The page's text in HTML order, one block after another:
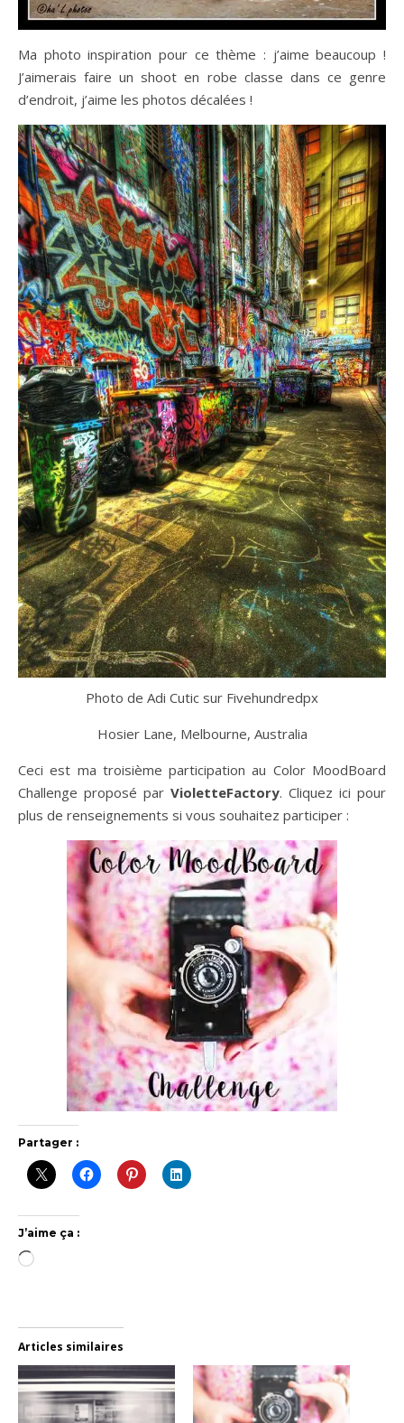
Ma photo inspiration pour ce thème : j’aime beaucoup !
J’aimerais faire un shoot en robe classe dans ce genre
d’endroit, j’aime les photos décalées !
Photo de Adi Cutic sur Fivehundredpx
Hosier Lane, Melbourne, Australia
Ceci est ma troisième participation au Color MoodBoard
Challenge proposé par VioletteFactory. Cliquez ici pour
plus de renseignements si vous souhaitez participer :
Partager :
J’aime ça :
Chargement…
Articles similaires